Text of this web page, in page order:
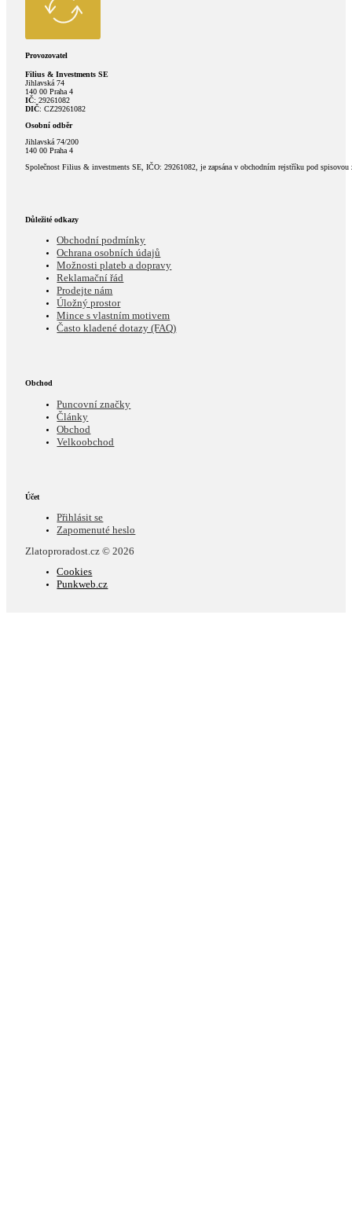
Provozovatel
Filius & Investments SE
Jihlavská 74
140 00 Praha 4
IČ: 29261082
DIČ: CZ29261082
Osobní odběr
Jihlavská 74/200
140 00 Praha 4
Společnost Filius & investments SE, IČO: 29261082, je zapsána v obchodním rejstříku pod spisovou
Důležité odkazy
Obchodní podmínky
Ochrana osobních údajů
Možnosti plateb a dopravy
Reklamační řád
Prodejte nám
Úložný prostor
Mince s vlastním motivem
Často kladené dotazy (FAQ)
Obchod
Puncovní značky
Články
Obchod
Velkoobchod
Účet
Přihlásit se
Zapomenuté heslo
Zlatoproradost.cz © 2026
Cookies
Punkweb.cz